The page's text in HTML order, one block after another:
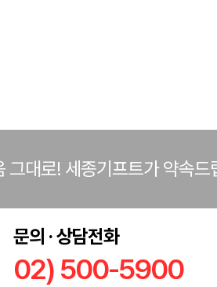
그대로! 세종기프트가 약속드
문의 · 상담전화
02) 500-5900